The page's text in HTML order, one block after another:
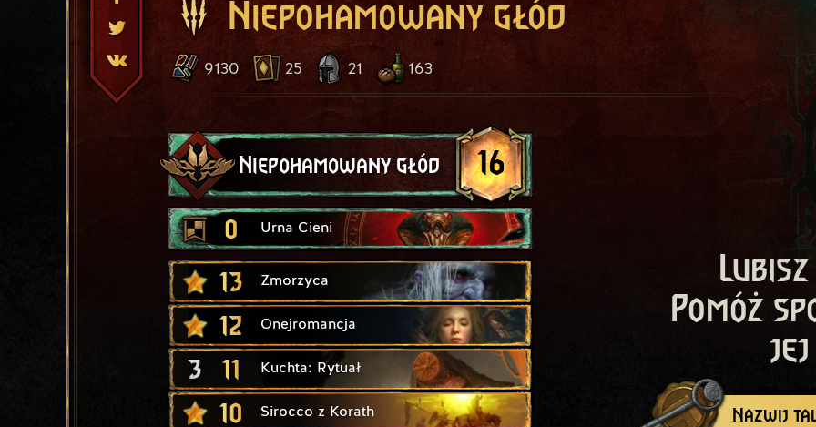
Niepohamowany głód
9130 25 21 163
Niepohamowany głód 16
0 Urna Cieni
13 Zmorzyca
12 Onejromancja
3 11 Kuchta: Rytuał
10 Sirocco z Korath
Pomóż
jej
Nazwij